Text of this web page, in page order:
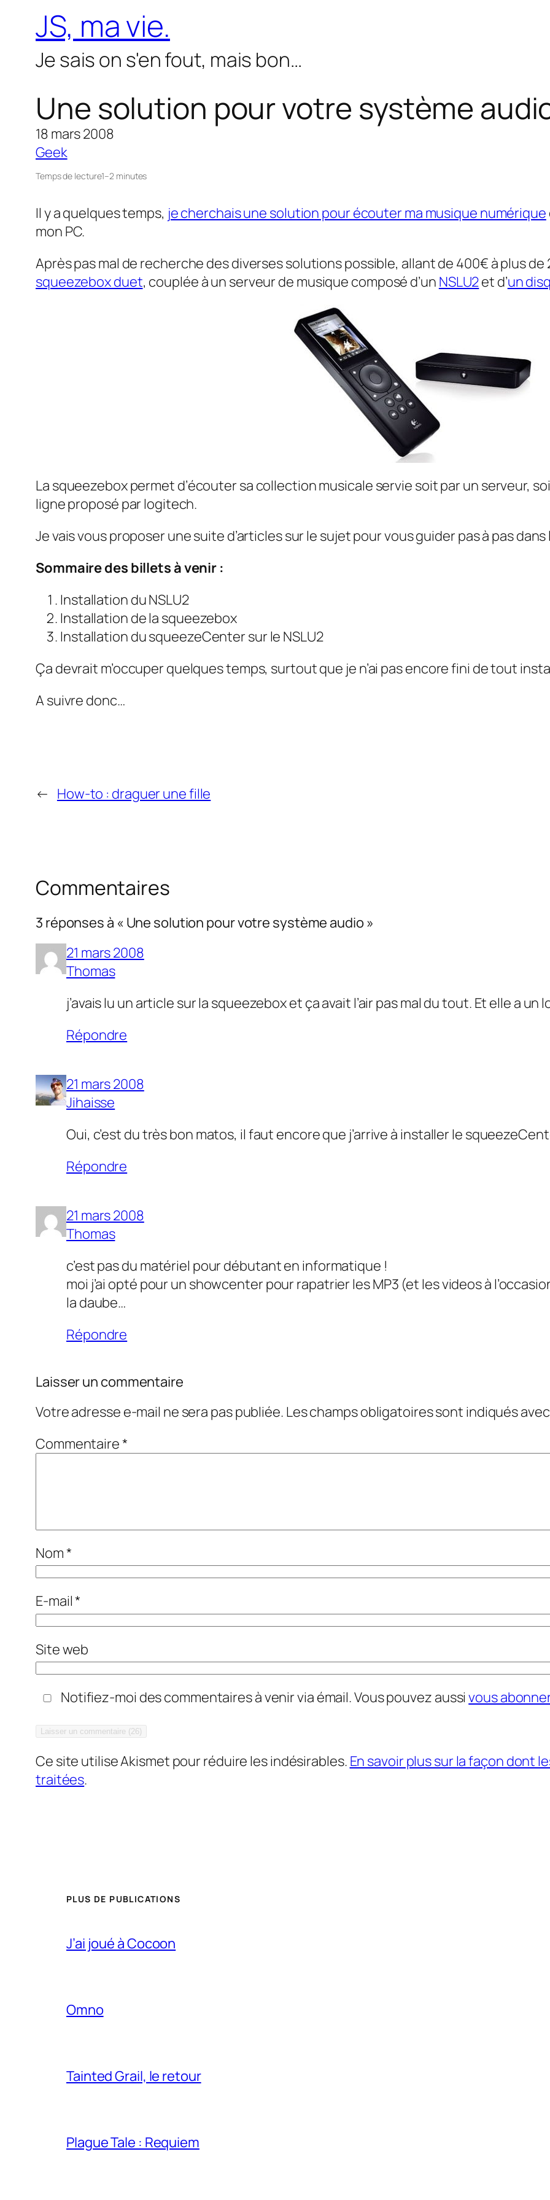
contenu
JS, ma vie.
Je sais on s'en fout, mais bon…
Une solution pour votre système
18 mars 2008
Geek
Temps de lecture1–2 minutes
Il y a quelques temps, je cherchais une solution pour écouter ma musique numérique
mon PC.
Après pas mal de recherche des diverses solutions possible, allant de 400€ à plus de
squeezebox duet, couplée à un serveur de musique composé d’un NSLU2et d’un
La squeezebox permet d’écouter sa collection musicale servie soit par un serveur,
ligne proposé par logitech.
Je vais vous proposer une suite d’articles sur le sujet pour vous guider pas à pas
Sommaire des billets à venir :
Installation du NSLU2
Installation de la squeezebox
Installation du squeezeCenter sur le NSLU2
Ça devrait m’occuper quelques temps, surtout que je n’ai pas encore fini de tout
A suivre donc…
← How-to : draguer une fille
Commentaires
3 réponses à « Une solution pour votre système audio »
21 mars 2008
Thomas
j’avais lu un article sur la squeezebox et ça avait l’air pas mal du tout. Et elle a un
Répondre
21 mars 2008
Jihaisse
Oui, c’est du très bon matos, il faut encore que j’arrive à installer le
Répondre
21 mars 2008
Thomas
c’est pas du matériel pour débutant en informatique !
moi j’ai opté pour un showcenter pour rapatrier les MP3 (et les videos à
la daube…
Répondre
Laisser un commentaire
Votre adresse e-mail ne sera pas publiée. Les champs obligatoires sont indiqués
Commentaire*
Nom*
E-mail*
Site web
Notifiez-moi des commentaires à venir via émail. Vous pouvez aussivous
Ce site utilise Akismet pour réduire les indésirables. En savoir plus sur la façon dont
traitées.
PLUS DE PUBLICATIONS
J’ai joué à Cocoon
Omno
Tainted Grail, le retour
Plague Tale : Requiem